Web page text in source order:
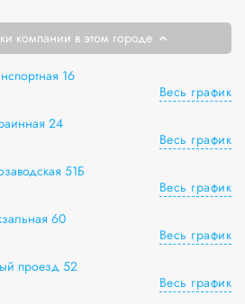
компании в этом городе
16
Весь график
24
Весь график
51Б
Весь график
60
Весь график
проезд 52
Весь график